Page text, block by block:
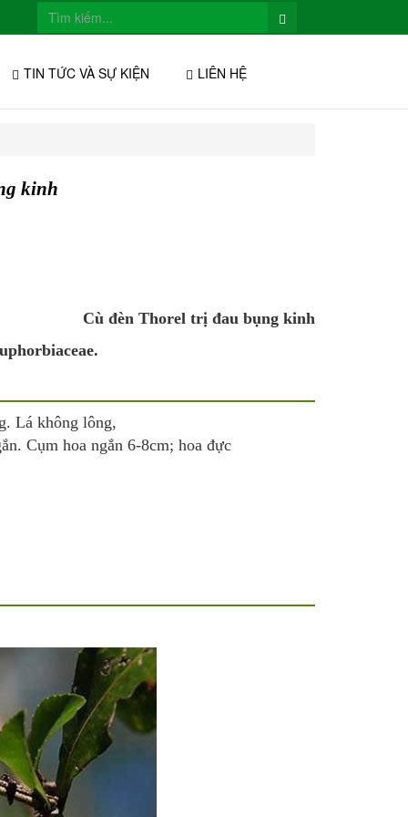
TIN TỨC VÀ SỰ KIỆN LIÊN HỆ
kinh
Cù đèn Thorel trị đau bụng kinh
Lá không lông,
Cụm hoa ngắn 6-8cm; hoa đực